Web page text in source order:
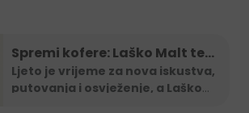
Spremi kofere: Laško Malt te
vodi na Maltu
Ljeto je vrijeme za nova iskustva,
putovanja i osvježenje, a Laško...